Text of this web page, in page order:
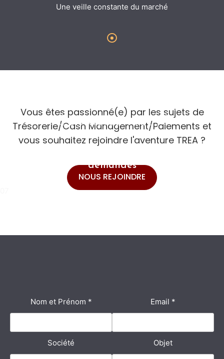
Une veille constante du marché
Vous êtes passionné(e) par les sujets de
Trésorerie/Cash Management/Paiements et
vous souhaitez rejoindre l'aventure TREA ?
NOUS REJOINDRE
Contactez-Nous !
Pour en savoir plus et nous soumettre vos
demandes
Nom et Prénom * Email *
Société Objet